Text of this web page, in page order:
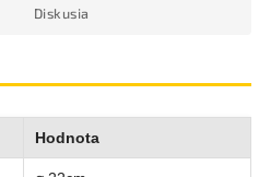
Diskusia
Hodnota